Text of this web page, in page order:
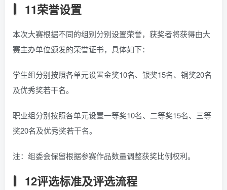
11荣誉设置
本次大赛根据不同的组别分别设置荣誉，获奖者将获得由大
赛主办单位颁发的荣誉证书，具体如下：
学生组分别按照各单元设置金奖10名、银奖15名、铜奖20名
及优秀奖若干名。
职业组分别按照各单元设置一等奖10名、二等奖15名、三等
奖20名及优秀奖若干名。
注：组委会保留根据参赛作品数量调整获奖比例权利。
12评选标准及评选流程